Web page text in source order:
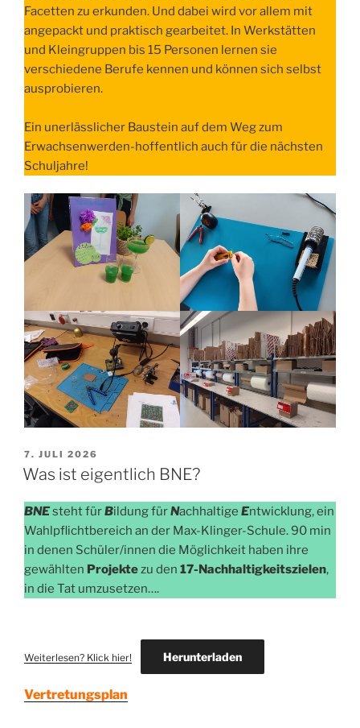
Facetten zu erkunden. Und dabei wird vor allem mit
angepackt und praktisch gearbeitet. In Werkstätten
und Kleingruppen bis 15 Personen lernen sie
verschiedene Berufe kennen und können sich selbst
ausprobieren.
Ein unerlässlicher Baustein auf dem Weg zum
Erwachsenwerden-hoffentlich auch für die nächsten
Schuljahre!
VERÖFFENTLICHT
AM
7. JULI 2026
Was ist eigentlich BNE?
BNEsteht fürBildung fürNachhaltige Entwicklung, ein
Wahlpflichtbereich an der Max-Klinger-Schule. 90 min
in denen Schüler/innen die Möglichkeit haben ihre
gewählten Projektezu den 17-Nachhaltigkeitszielen,
in die Tat umzusetzen….
Weiterlesen? Klick hier! Herunterladen
Vertretungsplan